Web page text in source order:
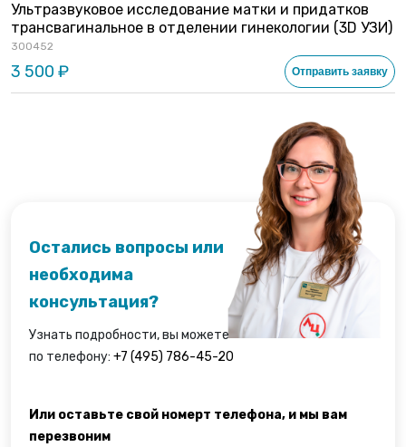
Ультразвуковое исследование матки и придатков
трансвагинальное в отделении гинекологии (3D УЗИ)
300452
3 500 ₽ Отправить заявку
Остались вопросы или
необходима
консультация?
Узнать подробности, вы можете
по телефону: +7 (495) 786-45-20
Или оставьте свой номерт телефона, и мы вам
перезвоним